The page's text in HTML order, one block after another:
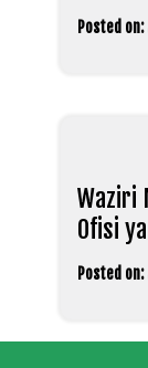
Posted on:
Waziri
Ofisi
Posted on: